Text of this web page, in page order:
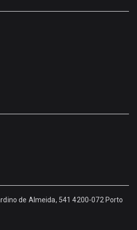
de Almeida, 541 4200-072 Porto